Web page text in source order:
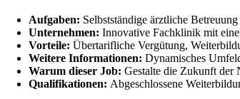
Aufgaben: Selbstständige ärztliche
Unternehmen: Innovative Fachklinik mit
Vorteile: Übertarifliche Vergütung,
Weitere Informationen: Dynamisches
Warum dieser Job: Gestalte die Zukunft der
Qualifikationen: Abgeschlossene